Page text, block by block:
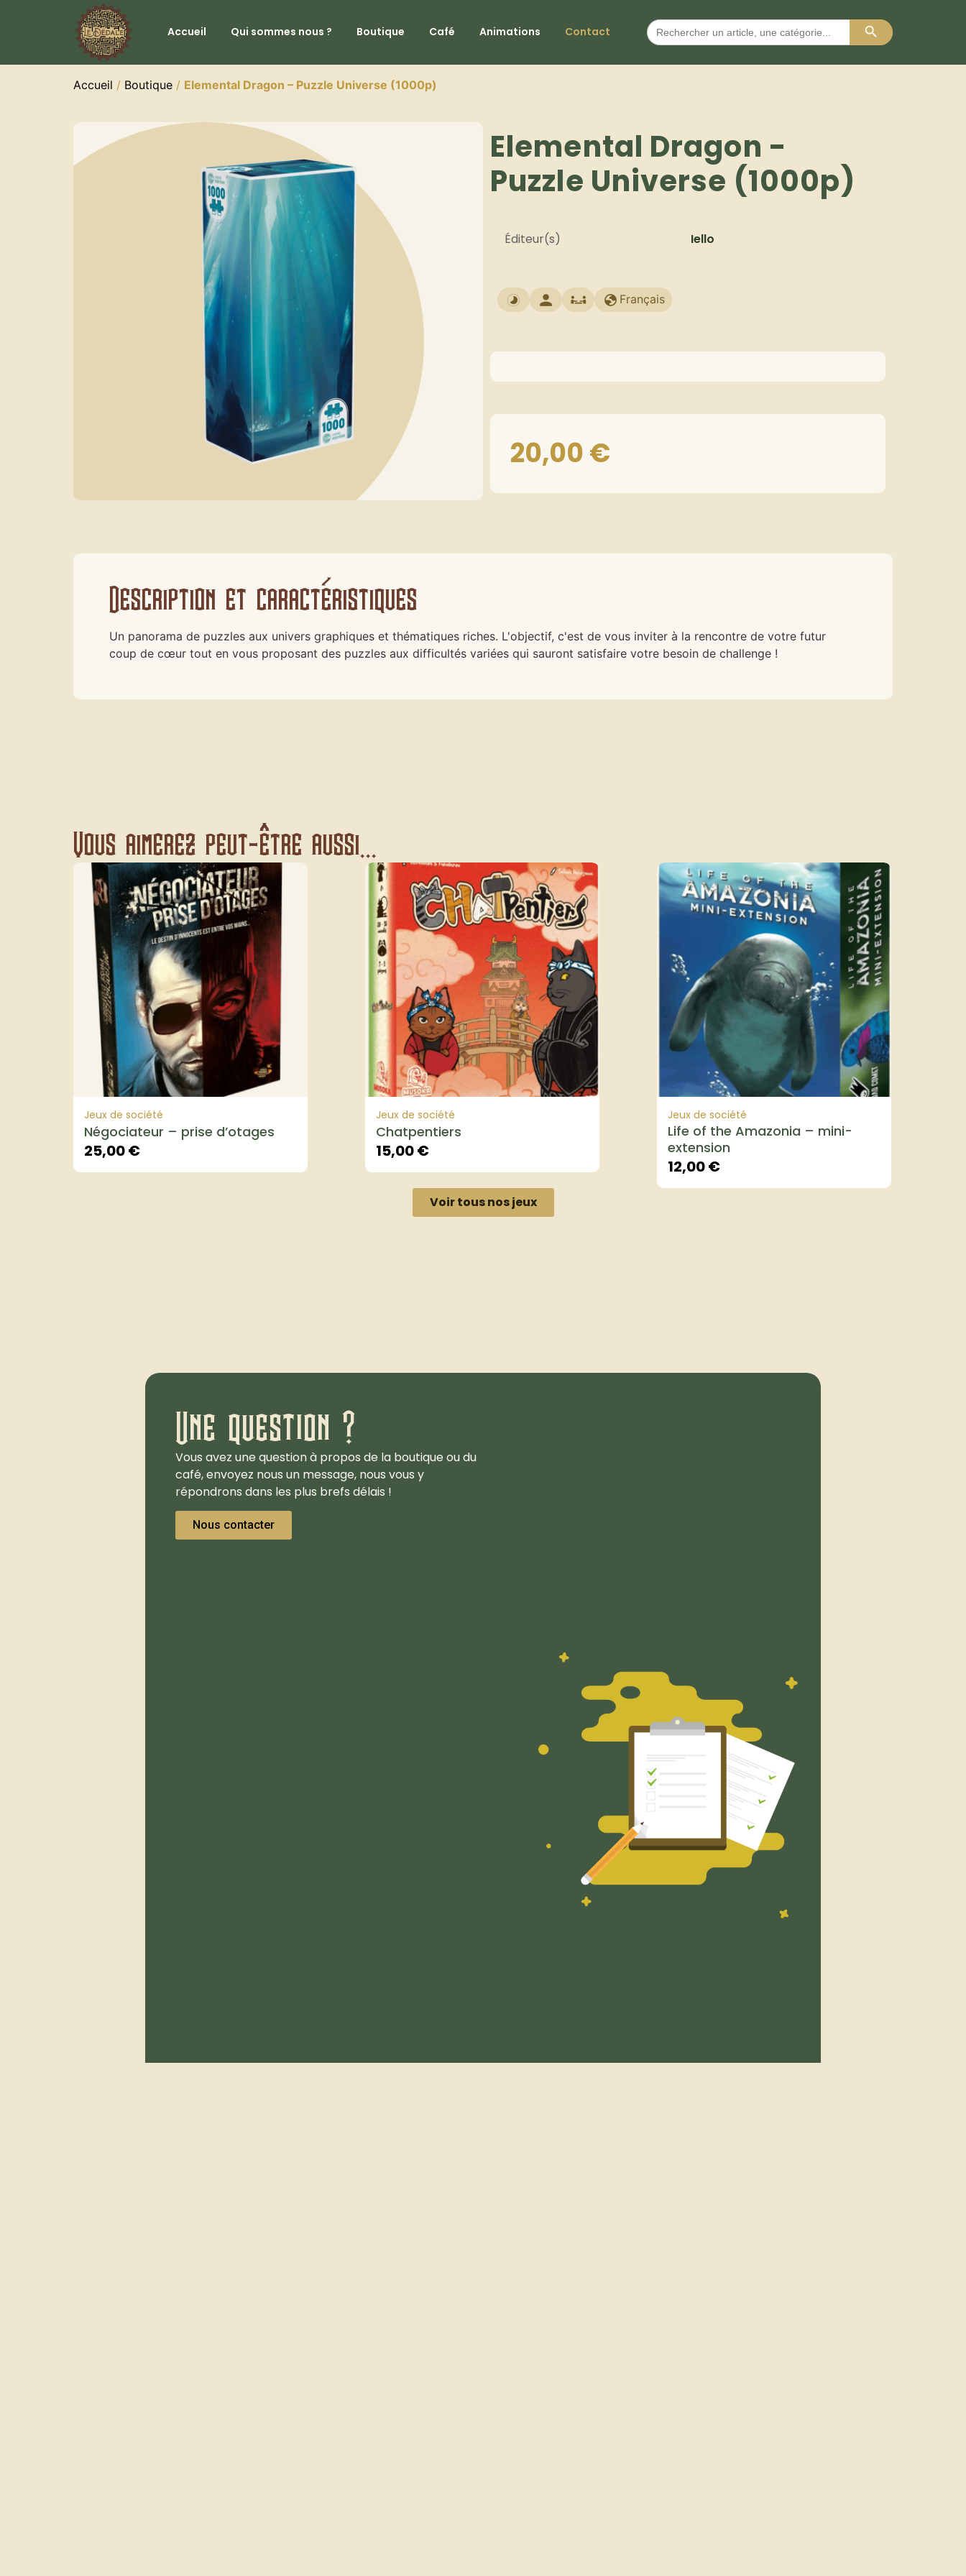
Accueil Qui sommes nous ? Boutique Café Animations Contact
Search
for:
Search Button
Accueil / Boutique / Elemental Dragon – Puzzle Universe (1000p)
Elemental Dragon -
Puzzle Universe (1000p)
Éditeur(s) Iello
Français
20,00€
Description et caractéristiques
Un panorama de puzzles aux univers graphiques et thématiques riches. L'objectif, c'est de vous inviter à la rencontre de votre futur
coup de cœur tout en vous proposant des puzzles aux difficultés variées qui sauront satisfaire votre besoin de challenge !
Vous aimerez peut-être aussi...
Jeux de société
Négociateur – prise d’otages
25,00€
Jeux de société
Chatpentiers
15,00€
Jeux de société
Life of the Amazonia – mini-
extension
12,00€
Voir tous nos jeux
Une question ?
Vous avez une question à propos de la boutique ou du
café, envoyez nous un message, nous vous y
répondrons dans les plus brefs délais !
Nous contacter